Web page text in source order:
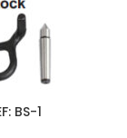
BS-1